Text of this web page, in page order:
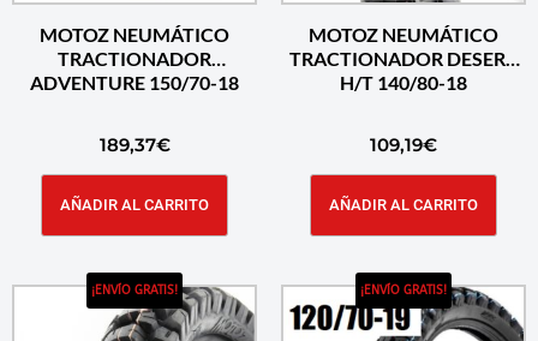
MOTOZ NEUMÁTICO
TRACTIONADOR
ADVENTURE 150/70-18
189,37€
AÑADIR AL CARRITO
MOTOZ NEUMÁTICO
TRACTIONADOR DESERT
H/T 140/80-18
109,19€
AÑADIR AL CARRITO
¡ENVÍO GRATIS! ¡ENVÍO GRATIS!